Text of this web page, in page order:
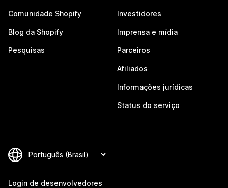
Comunidade Shopify
Blog da Shopify
Pesquisas
Investidores
Imprensa e mídia
Parceiros
Afiliados
Informações jurídicas
Status do serviço
Login de desenvolvedores